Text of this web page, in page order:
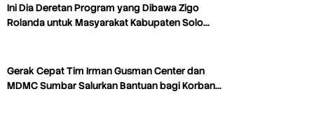
Ini Dia Deretan Program yang Dibawa Zigo
Rolanda untuk Masyarakat Kabupaten Solo…
Gerak Cepat Tim Irman Gusman Center dan
MDMC Sumbar Salurkan Bantuan bagi Korban…